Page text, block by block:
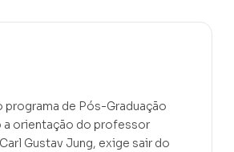
programa de Pós-Graduação
a orientação do professor
Gustav Jung, exige sair do